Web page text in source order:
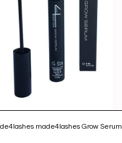
made4lashes Grow Serum